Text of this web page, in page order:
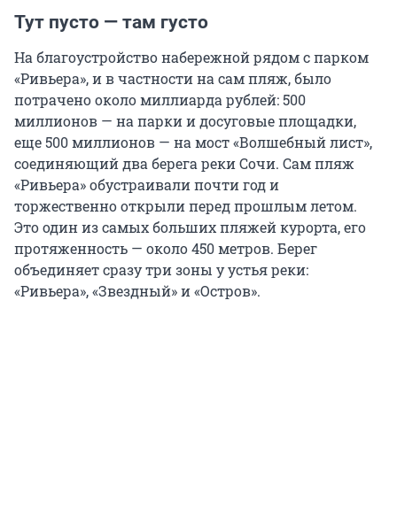
Тут пусто — там густо
На благоустройство набережной рядом с парком
«Ривьера», и в частности на сам пляж, было
потрачено около миллиарда рублей: 500
миллионов — на парки и досуговые площадки,
еще 500 миллионов — на мост «Волшебный лист»,
соединяющий два берега реки Сочи. Сам пляж
«Ривьера» обустраивали почти год и
торжественно открыли перед прошлым летом.
Это один из самых больших пляжей курорта, его
протяженность — около 450 метров. Берег
объединяет сразу три зоны у устья реки:
«Ривьера», «Звездный» и «Остров».